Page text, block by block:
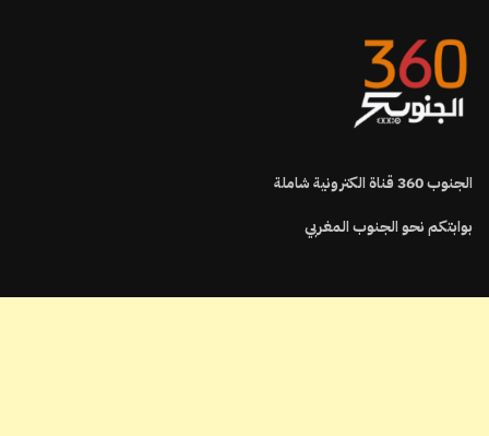
الجنوب360قناة الكترونية شاملة
بوابتكم نحو الجنوب المغربي